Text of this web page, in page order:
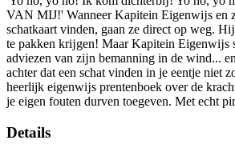
VAN MĲ!' Wanneer Kapitein Eigenwĳs en
schatkaart vinden, gaan ze direct op weg.
te pakken krĳgen! Maar Kapitein Eigenwĳs
adviezen van zĳn bemanning in de wind...
achter dat een schat vinden in je eentje niet
heerlijk eigenwĳs prentenboek over de
je eigen fouten durven toegeven. Met echt
Details